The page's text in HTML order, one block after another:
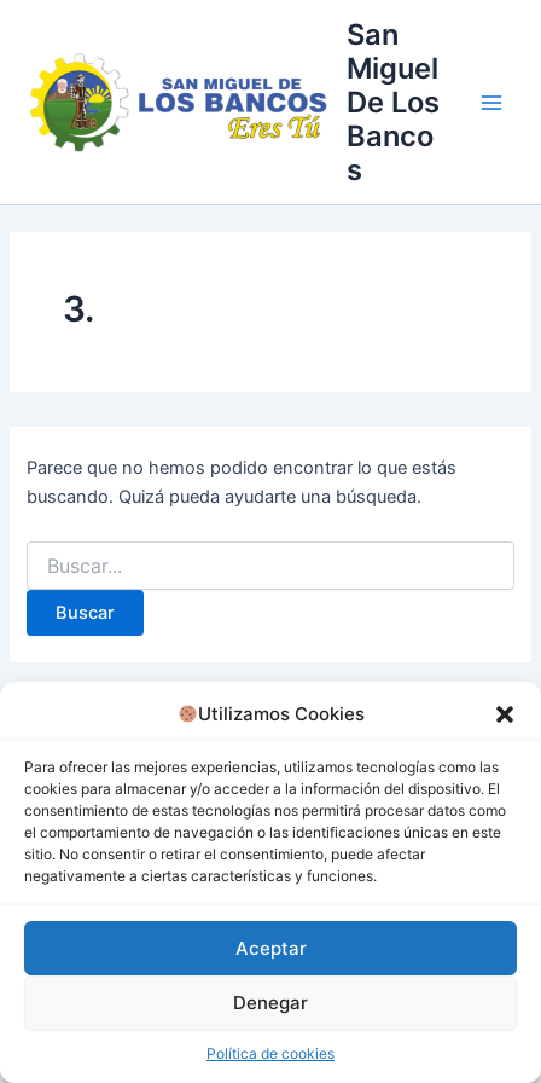
Utilizamos Cookies
Para ofrecer las mejores experiencias, utilizamos tecnologías como las
cookies para almacenar y/o acceder a la información del dispositivo. El
consentimiento de estas tecnologías nos permitirá procesar datos como
el comportamiento de navegación o las identificaciones únicas en este
sitio. No consentir o retirar el consentimiento, puede afectar
negativamente a ciertas características y funciones.
Aceptar
Denegar
Política de cookies
contenido
San
Miguel
De Los
Banco
s
3.
Parece que no hemos podido encontrar lo que estás
buscando. Quizá pueda ayudarte una búsqueda.
Todos los derechos © 2026 San Miguel De Los Bancos |